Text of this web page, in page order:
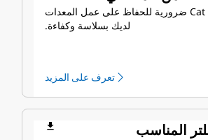
تعتبر مصافي Cat ضرورية للحفاظ على عمل المعدات
لديك بسلاسة وكفاءة.
تعرف على المزيد
المناسب file_download